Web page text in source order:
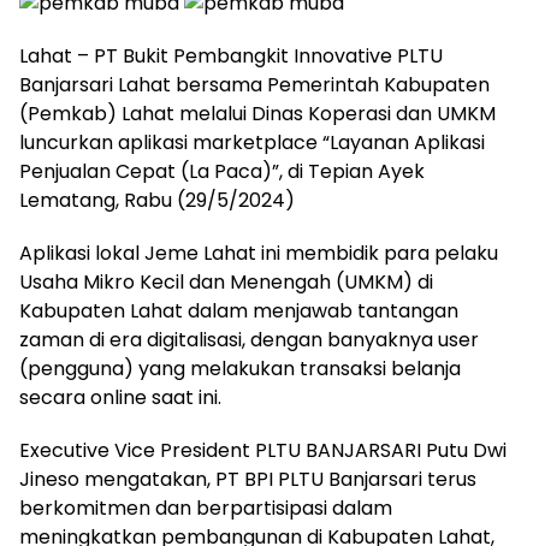
Lahat – PT Bukit Pembangkit Innovative PLTU
Banjarsari Lahat bersama Pemerintah Kabupaten
(Pemkab) Lahat melalui Dinas Koperasi dan UMKM
luncurkan aplikasi marketplace “Layanan Aplikasi
Penjualan Cepat (La Paca)”, di Tepian Ayek
Lematang, Rabu (29/5/2024)
Aplikasi lokal Jeme Lahat ini membidik para pelaku
Usaha Mikro Kecil dan Menengah (UMKM) di
Kabupaten Lahat dalam menjawab tantangan
zaman di era digitalisasi, dengan banyaknya user
(pengguna) yang melakukan transaksi belanja
secara online saat ini.
Executive Vice President PLTU BANJARSARI Putu Dwi
Jineso mengatakan, PT BPI PLTU Banjarsari terus
berkomitmen dan berpartisipasi dalam
meningkatkan pembangunan di Kabupaten Lahat,